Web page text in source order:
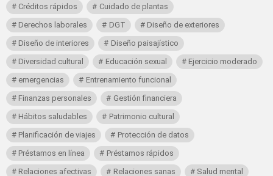
Créditos rápidos
Cuidado de plantas
Derechos laborales
DGT
Diseño de exteriores
Diseño de interiores
Diseño paisajístico
Diversidad cultural
Educación sexual
Ejercicio moderado
emergencias
Entrenamiento funcional
Finanzas personales
Gestión financiera
Hábitos saludables
Patrimonio cultural
Planificación de viajes
Protección de datos
Préstamos en línea
Préstamos rápidos
Relaciones afectivas
Relaciones sanas Salud mental